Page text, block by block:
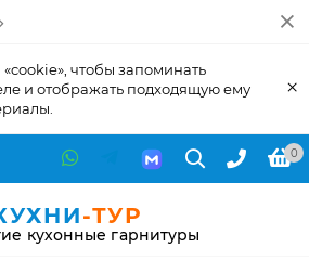
чтобы запоминать
и отображать подходящую ему
×
0
-ТУР
кухонные гарнитуры